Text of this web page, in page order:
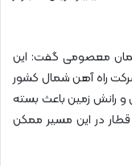
رحمان معصومی گفت:‌ این
راه آهن شمال کشور
و رانش زمین باعث بسته
در این مسیر ممکن